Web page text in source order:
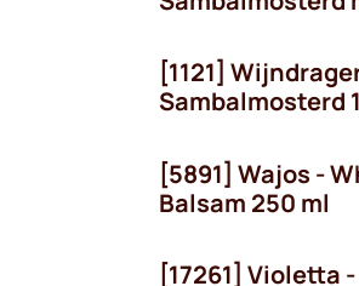
[1121]
Sambalmosterd
[5891] Wajos -
Balsam 250 ml
[17261] Violetta -